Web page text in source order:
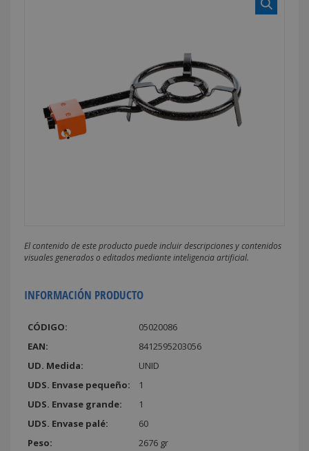
El contenido de este producto puede incluir descripciones y contenidos
visuales generados o editados mediante inteligencia artificial.
INFORMACIÓN PRODUCTO
CÓDIGO:
05020086
EAN:
8412595203056
UD. Medida:
UNID
UDS. Envase pequeño:
1
UDS. Envase grande:
1
UDS. Envase palé:
60
Peso:
2676 gr